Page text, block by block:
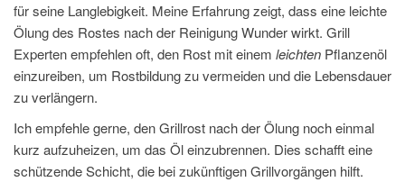
für seine Langlebigkeit. Meine Erfahrung zeigt, dass eine leichte
Ölung des Rostes nach der Reinigung Wunder wirkt. Grill
Experten empfehlen oft, den Rost mit einem leichten Pflanzenöl
einzureiben, um Rostbildung zu vermeiden und die Lebensdauer
zu verlängern.
Ich empfehle gerne, den Grillrost nach der Ölung noch einmal
kurz aufzuheizen, um das Öl einzubrennen. Dies schafft eine
schützende Schicht, die bei zukünftigen Grillvorgängen hilft.